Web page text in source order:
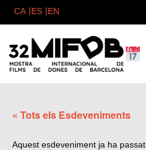
« Tots els Esdeveniments
Aquest esdeveniment ja ha passat.